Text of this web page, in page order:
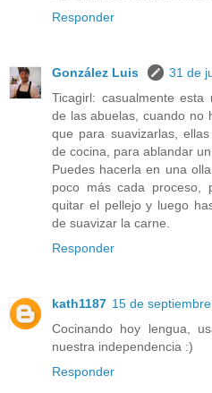
Responder
González Luis
31 de
Ticagirl: casualmente
de las abuelas, cuando no
que para suavizarlas,
de cocina, para ablandar
Puedes hacerla en una
poco más cada proceso,
quitar el pellejo y luego
de suavizar la carne.
Responder
kath1187 15 de
Cocinando hoy lengua,
nuestra independencia :)
Responder